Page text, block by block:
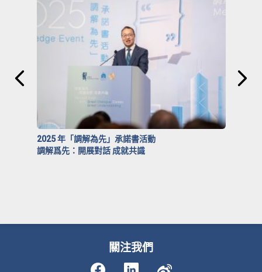
2025 年「調解為先」承諾書活動
調解爲先：開展對話 成就共識
關注我們